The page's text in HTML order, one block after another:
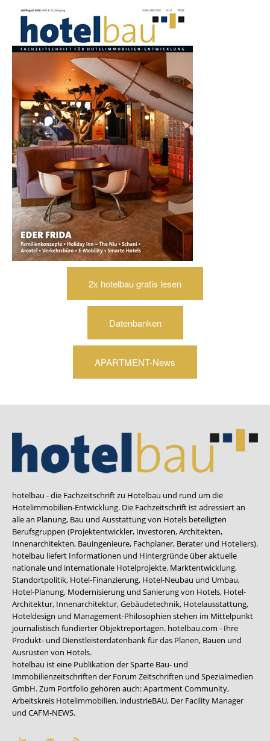
2x hotelbau gratis lesen
Datenbanken
APARTMENT-News
hotelbau - die Fachzeitschrift zu Hotelbau und rund um die
Hotelimmobilien-Entwicklung. Die Fachzeitschrift ist adressiert an
alle an Planung, Bau und Ausstattung von Hotels beteiligten
Berufsgruppen (Projektentwickler, Investoren, Architekten,
Innenarchitekten, Bauingenieure, Fachplaner, Berater und Hoteliers).
hotelbau liefert Informationen und Hintergründe über aktuelle
nationale und internationale Hotelprojekte. Marktentwicklung,
Standortpolitik, Hotel-Finanzierung, Hotel-Neubau und Umbau,
Hotel-Planung, Modernisierung und Sanierung von Hotels, Hotel-
Architektur, Innenarchitektur, Gebäudetechnik, Hotelausstattung,
Hoteldesign und Management-Philosophien stehen im Mittelpunkt
journalistisch fundierter Objektreportagen. hotelbau.com - Ihre
Produkt- und Dienstleisterdatenbank für das Planen, Bauen und
Ausrüsten von Hotels.
hotelbau ist eine Publikation der Sparte Bau- und
Immobilienzeitschriften der Forum Zeitschriften und Spezialmedien
GmbH. Zum Portfolio gehören auch:Apartment Community,
Arbeitskreis Hotelimmobilien, industrieBAU, Der Facility Manager
und CAFM-NEWS.